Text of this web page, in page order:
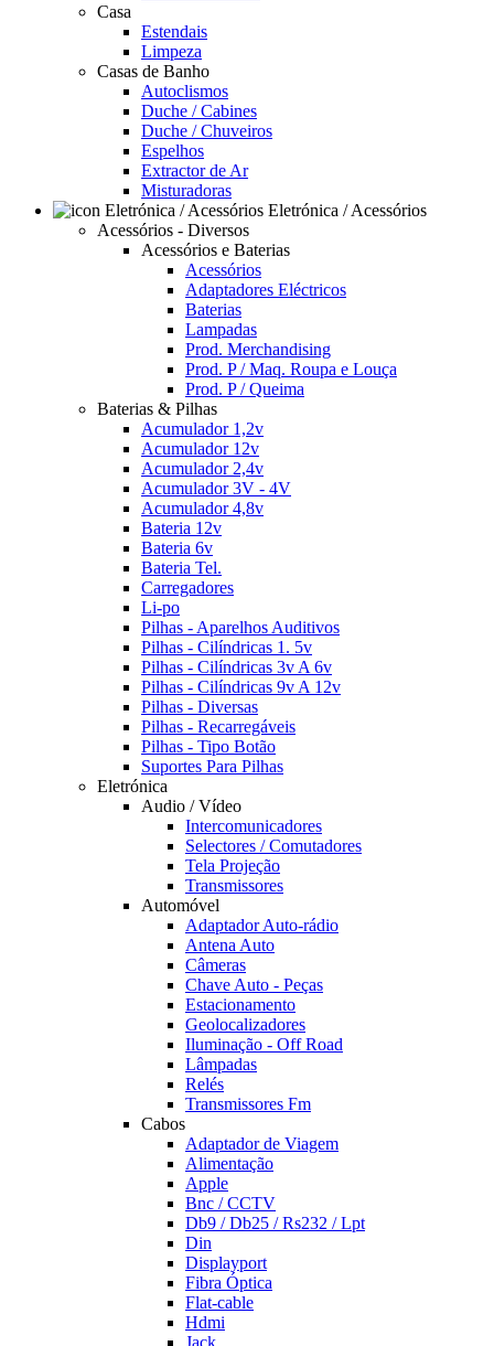
Casa
Estendais
Limpeza
Casas de Banho
Autoclismos
Duche / Cabines
Duche / Chuveiros
Espelhos
Extractor de Ar
Misturadoras
Eletrónica / Acessórios
Acessórios - Diversos
Acessórios e Baterias
Acessórios
Adaptadores Eléctricos
Baterias
Lampadas
Prod. Merchandising
Prod. P / Maq. Roupa e Louça
Prod. P / Queima
Baterias & Pilhas
Acumulador 1,2v
Acumulador 12v
Acumulador 2,4v
Acumulador 3V - 4V
Acumulador 4,8v
Bateria 12v
Bateria 6v
Bateria Tel.
Carregadores
Li-po
Pilhas - Aparelhos Auditivos
Pilhas - Cilíndricas 1. 5v
Pilhas - Cilíndricas 3v A 6v
Pilhas - Cilíndricas 9v A 12v
Pilhas - Diversas
Pilhas - Recarregáveis
Pilhas - Tipo Botão
Suportes Para Pilhas
Eletrónica
Audio / Vídeo
Intercomunicadores
Selectores / Comutadores
Tela Projeção
Transmissores
Automóvel
Adaptador Auto-rádio
Antena Auto
Câmeras
Chave Auto - Peças
Estacionamento
Geolocalizadores
Iluminação - Off Road
Lâmpadas
Relés
Transmissores Fm
Cabos
Adaptador de Viagem
Alimentação
Apple
Bnc / CCTV
Db9 / Db25 / Rs232 / Lpt
Din
Displayport
Fibra Óptica
Flat-cable
Hdmi
Jack